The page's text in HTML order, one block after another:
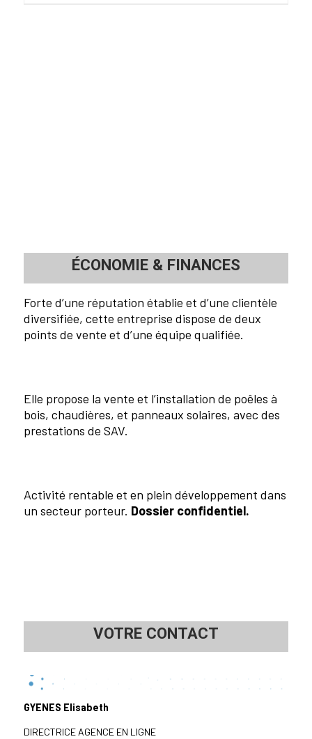
ÉCONOMIE &FINANCES
Forte d’une réputation établie et d’une clientèle
diversifiée, cette entreprise dispose de deux
points de vente et d’une équipe qualifiée.
Elle propose la vente et l’installation de poêles à
bois, chaudières, et panneaux solaires, avec des
prestations de SAV.
Activité rentable et en plein développement dans
un secteur porteur. Dossier confidentiel.
VOTRE CONTACT
GYENES Elisabeth
DIRECTRICE AGENCE EN LIGNE